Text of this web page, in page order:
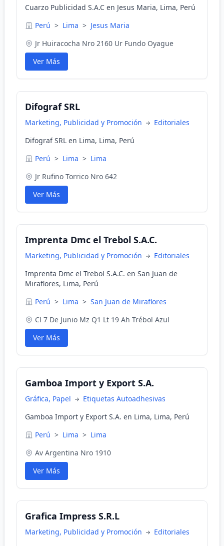
Cuarzo Publicidad S.A.C en Jesus Maria, Lima, Perú
Perú > Lima > Jesus Maria
Jr Huiracocha Nro 2160 Ur Fundo Oyague
Ver Más
Difograf SRL
Marketing, Publicidad y Promoción
Editoriales
Difograf SRL en Lima, Lima, Perú
Perú > Lima > Lima
Jr Rufino Torrico Nro 642
Ver Más
Imprenta Dmc el Trebol S.A.C.
Marketing, Publicidad y Promoción
Editoriales
Imprenta Dmc el Trebol S.A.C. en San Juan de
Miraflores, Lima, Perú
Perú > Lima > San Juan de Miraflores
Cl 7 De Junio Mz Q1 Lt 19 Ah Trébol Azul
Ver Más
Gamboa Import y Export S.A.
Gráfica, Papel
Etiquetas Autoadhesivas
Gamboa Import y Export S.A. en Lima, Lima, Perú
Perú > Lima > Lima
Av Argentina Nro 1910
Ver Más
Grafica Impress S.R.L
Marketing, Publicidad y Promoción
Editoriales